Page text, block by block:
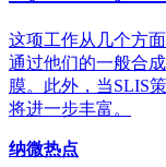
这项工作从几个方
通过他们的一般合
膜。此外，当SLIS
将进一步丰富。
纳微热点